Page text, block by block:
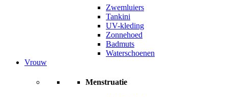
Zwemluiers
Tankini
UV-kleding
Zonnehoed
Badmuts
Waterschoenen
Vrouw
Menstruatie